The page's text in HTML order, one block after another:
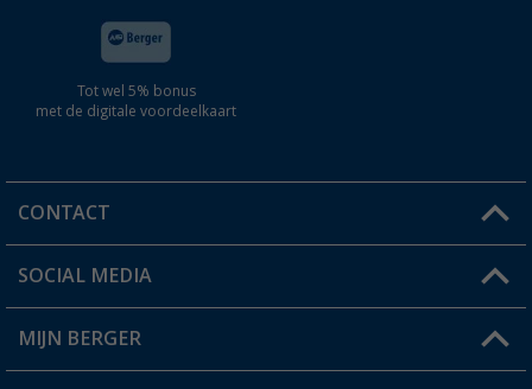
Tot wel 5% bonus
met de digitale voordeelkaart
CONTACT
Een vraag?
Winkel vinden
SOCIAL MEDIA
MIJN BERGER